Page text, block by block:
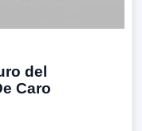
del
Caro